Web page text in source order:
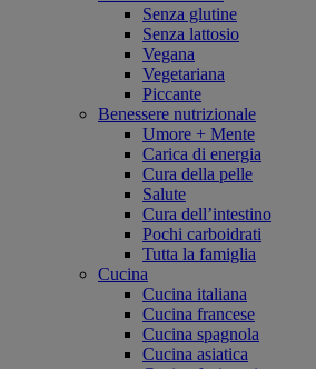
Senza glutine
Senza lattosio
Vegana
Vegetariana
Piccante
Benessere nutrizionale
Umore + Mente
Carica di energia
Cura della pelle
Salute
Cura dell’intestino
Pochi carboidrati
Tutta la famiglia
Cucina
Cucina italiana
Cucina francese
Cucina spagnola
Cucina asiatica